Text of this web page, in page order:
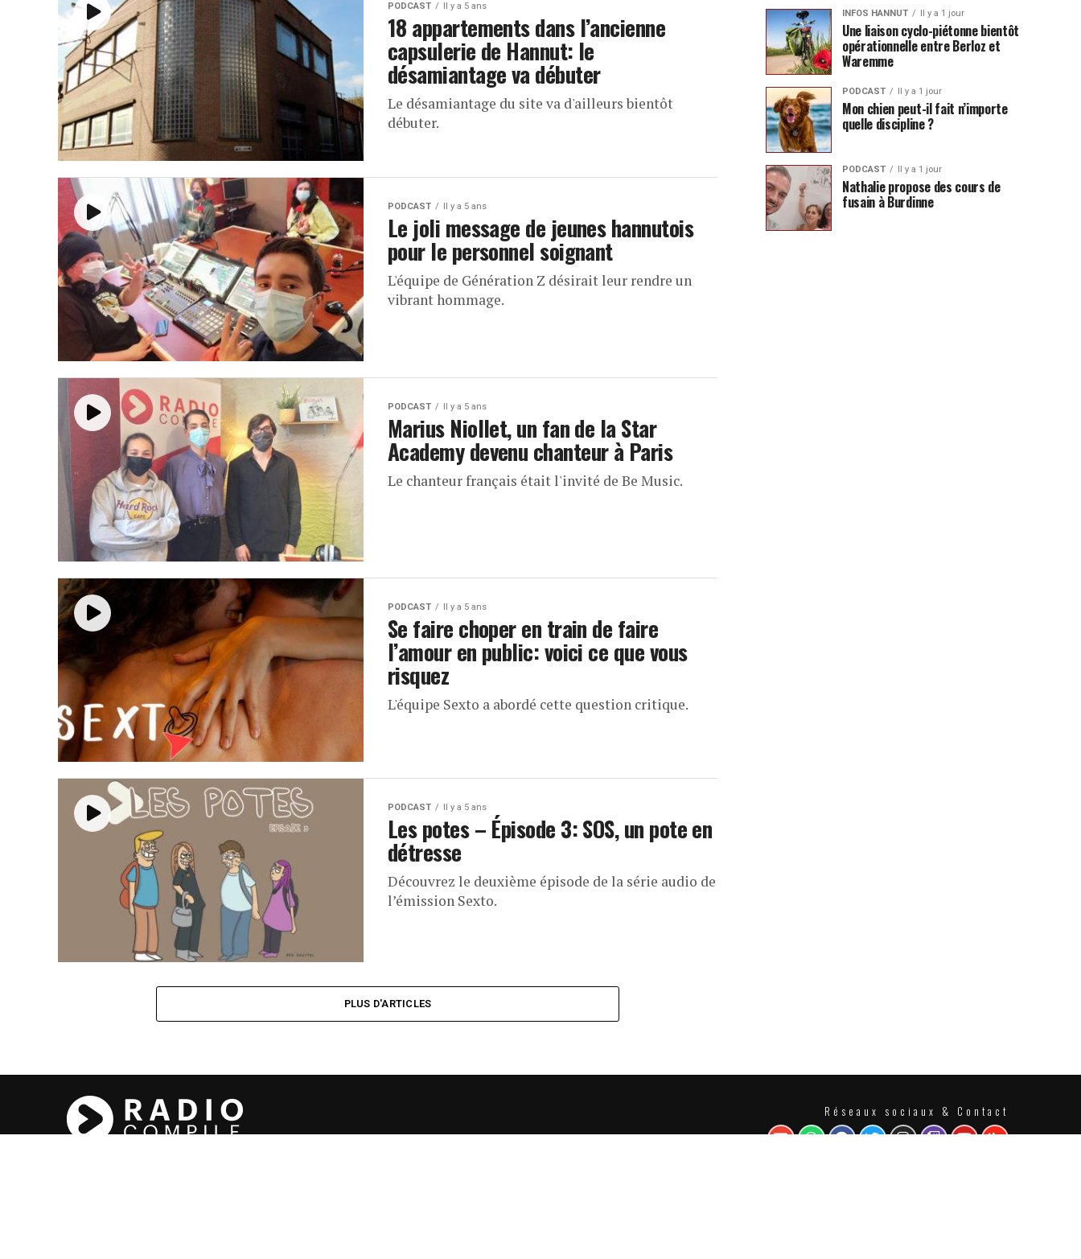
PODCAST Il y a 5 ans
18 appartements dans l’ancienne
capsulerie de Hannut: le
désamiantage va débuter
Le désamiantage du site va d'ailleurs bientôt
débuter.
PODCAST Il y a 5 ans
Le joli message de jeunes hannutois
pour le personnel soignant
L'équipe de Génération Z désirait leur rendre un
vibrant hommage.
PODCAST Il y a 5 ans
Marius Niollet, un fan de la Star
Academy devenu chanteur à Paris
Le chanteur français était l'invité de Be Music.
PODCAST Il y a 5 ans
Se faire choper en train de faire
l’amour en public: voici ce que vous
risquez
L'équipe Sexto a abordé cette question critique.
PODCAST Il y a 5 ans
Les potes – Épisode 3: SOS, un pote en
détresse
Découvrez le deuxième épisode de la série audio de
l’émission Sexto.
PLUS D'ARTICLES
INFOS HANNUT Il y a 1 jour
Une liaison cyclo-piétonne bientôt
opérationnelle entre Berloz et
Waremme
PODCAST Il y a 1 jour
Mon chien peut-il fait n’importe
quelle discipline ?
PODCAST Il y a 1 jour
Nathalie propose des cours de
fusain à Burdinne
Réseaux sociaux & Contact